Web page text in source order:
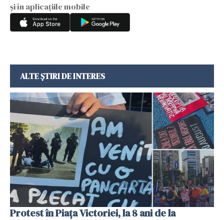
și în aplicațiile mobile
ALTE ȘTIRI DE INTERES
Protest în Piața Victoriei, la 8 ani de la